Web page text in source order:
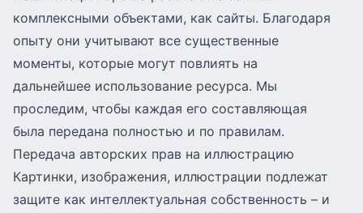
комплексными объектами, как сайты. Благодаря
опыту они учитывают все существенные
моменты, которые могут повлиять на
дальнейшее использование ресурса. Мы
проследим, чтобы каждая его составляющая
была передана полностью и по правилам.
Передача авторских прав на иллюстрацию
Картинки, изображения, иллюстрации подлежат
защите как интеллектуальная собственность – и